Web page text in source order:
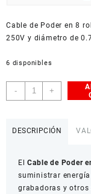
American Dollar
Cable de Poder en 8
250V y diámetro de
6 disponibles
-
Cable
de
C7
0.75cm
cantidad
+
DESCRIPCIÓN
ElCable de Poder
suministrar
grabadoras y otros